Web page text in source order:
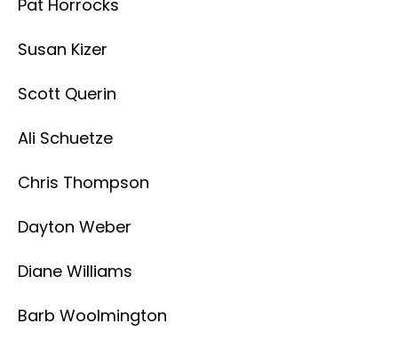
Pat Horrocks
Susan Kizer
Scott Querin
Ali Schuetze
Chris Thompson
Dayton Weber
Diane Williams
Barb Woolmington